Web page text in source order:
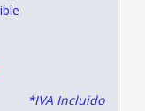
*IVA Incluido